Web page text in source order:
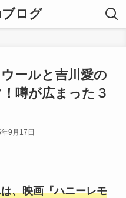
ログ
ウールと吉川愛の
噂が広まった３
9月17日
、映画『ハニーレモ